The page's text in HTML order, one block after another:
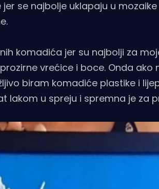
se najbolje uklapaju u
komadića jer su najbolji za
vrećice i boce. Onda ako
biram komadiće plastike i
lakom u spreju i spremna je za